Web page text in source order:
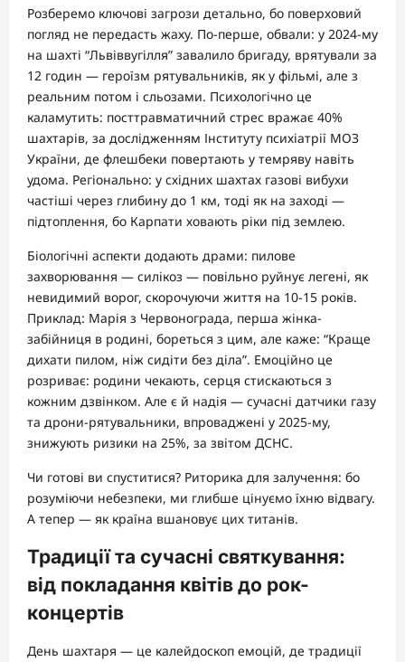
Розберемо ключові загрози детально, бо поверховий
погляд не передасть жаху. По-перше, обвали: у 2024-му
на шахті “Львіввугілля” завалило бригаду, врятували за
12 годин — героїзм рятувальників, як у фільмі, але з
реальним потом і сльозами. Психологічно це
каламутить: посттравматичний стрес вражає 40%
шахтарів, за дослідженням Інституту психіатрії МОЗ
України, де флешбеки повертають у темряву навіть
удома. Регіонально: у східних шахтах газові вибухи
частіші через глибину до 1 км, тоді як на заході —
підтоплення, бо Карпати ховають ріки під землею.
Біологічні аспекти додають драми: пилове
захворювання — силікоз — повільно руйнує легені, як
невидимий ворог, скорочуючи життя на 10-15 років.
Приклад: Марія з Червонограда, перша жінка-
забійниця в родині, бореться з цим, але каже: “Краще
дихати пилом, ніж сидіти без діла”. Емоційно це
розриває: родини чекають, серця стискаються з
кожним дзвінком. Але є й надія — сучасні датчики газу
та дрони-рятувальники, впроваджені у 2025-му,
знижують ризики на 25%, за звітом ДСНС.
Чи готові ви спуститися? Риторика для залучення: бо
розуміючи небезпеки, ми глибше цінуємо їхню відвагу.
А тепер — як країна вшановує цих титанів.
Традиції та сучасні святкування:
від покладання квітів до рок-
концертів
День шахтаря — це калейдоскоп емоцій, де традиції